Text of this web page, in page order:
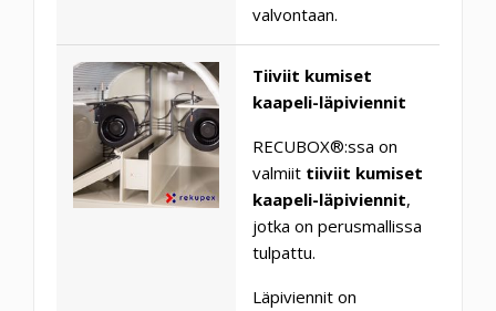
valvontaan.
Tiiviit kumiset
kaapeli-läpiviennit
RECUBOX®:ssa on
valmiit tiiviit kumiset
kaapeli-läpiviennit,
jotka on perusmallissa
tulpattu.
Läpiviennit on